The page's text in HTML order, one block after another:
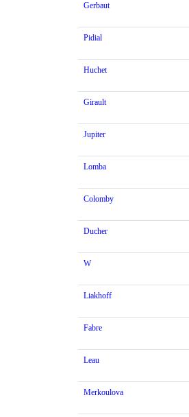
Gerbaut
Pidial
Huchet
Girault
Jupiter
Lomba
Colomby
Ducher
W
Liakhoff
Fabre
Leau
Merkoulova